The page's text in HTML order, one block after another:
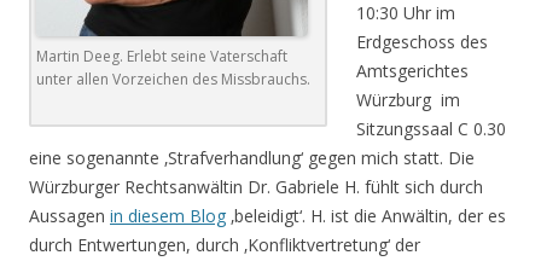
Martin Deeg. Erlebt seine Vaterschaft
unter allen Vorzeichen des Missbrauchs.
10:30 Uhr im
Erdgeschoss des
Amtsgerichtes
Würzburg im
Sitzungssaal C 0.30
eine sogenannte ‚Strafverhandlung‘ gegen mich statt. Die
Würzburger Rechtsanwältin Dr. Gabriele H. fühlt sich durch
Aussagen in diesem Blog ‚beleidigt‘. H. ist die Anwältin, der es
durch Entwertungen, durch ‚Konfliktvertretung‘ der